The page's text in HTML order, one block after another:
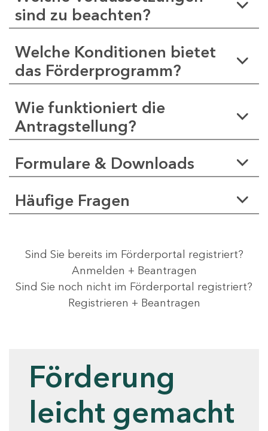
sind zu beachten?
Welche Konditionen bietet
das Förderprogramm?
Wie funktioniert die
Antragstellung?
Formulare & Downloads
Häufige Fragen
Sind Sie bereits im Förderportal registriert?
Anmelden + Beantragen
Sind Sie noch nicht im Förderportal registriert?
Registrieren + Beantragen
Förderung
leicht gemacht